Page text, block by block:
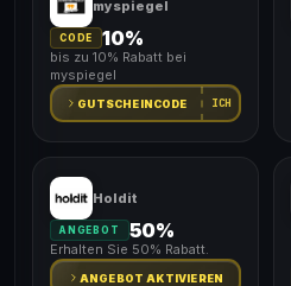
myspiegel
CODE 10%
bis zu 10% Rabatt bei
myspiegel
GUTSCHEINCODE ICH
Holdit
ANGEBOT 50%
Erhalten Sie 50% Rabatt.
ANGEBOT AKTIVIEREN